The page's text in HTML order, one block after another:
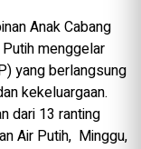
Anak Cabang
menggelar
yang berlangsung
kekeluargaan.
dari 13 ranting
Air Putih, Minggu,